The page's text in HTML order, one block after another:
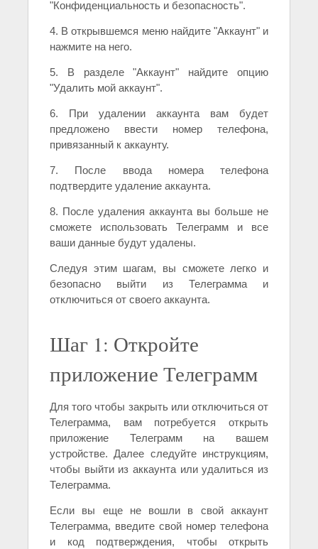
"Конфиденциальность и безопасность".
4. В открывшемся меню найдите "Аккаунт" и
нажмите на него.
5. В разделе "Аккаунт" найдите опцию
"Удалить мой аккаунт".
6. При удалении аккаунта вам будет
предложено ввести номер телефона,
привязанный к аккаунту.
7. После ввода номера телефона
подтвердите удаление аккаунта.
8. После удаления аккаунта вы больше не
сможете использовать Телеграмм и все
ваши данные будут удалены.
Следуя этим шагам, вы сможете легко и
безопасно выйти из Телеграмма и
отключиться от своего аккаунта.
Шаг 1: Откройте
приложение Телеграмм
Для того чтобы закрыть или отключиться от
Телеграмма, вам потребуется открыть
приложение Телеграмм на вашем
устройстве. Далее следуйте инструкциям,
чтобы выйти из аккаунта или удалиться из
Телеграмма.
Если вы еще не вошли в свой аккаунт
Телеграмма, введите свой номер телефона
и код подтверждения, чтобы открыть